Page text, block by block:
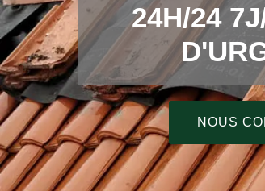
24H/24
NOUS